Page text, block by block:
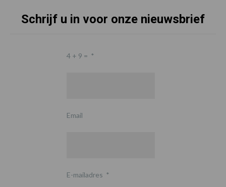
Schrijf u in voor onze nieuwsbrief
4 + 9 = *
Email
E-mailadres *